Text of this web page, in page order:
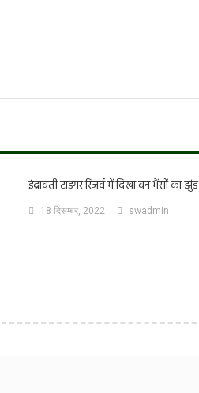
इंद्रावती टाइगर रिजर्व में दिखा वन भैंसों का झुंड
18 दिसम्बर, 2022 swadmin